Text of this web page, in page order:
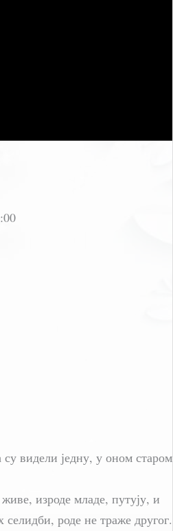
видели једну, у оном старом
изроде младе, путују, и
селидби, роде не траже другог.